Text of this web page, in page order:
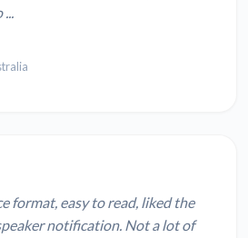
format, easy to read, liked the
notification. Not a lot of